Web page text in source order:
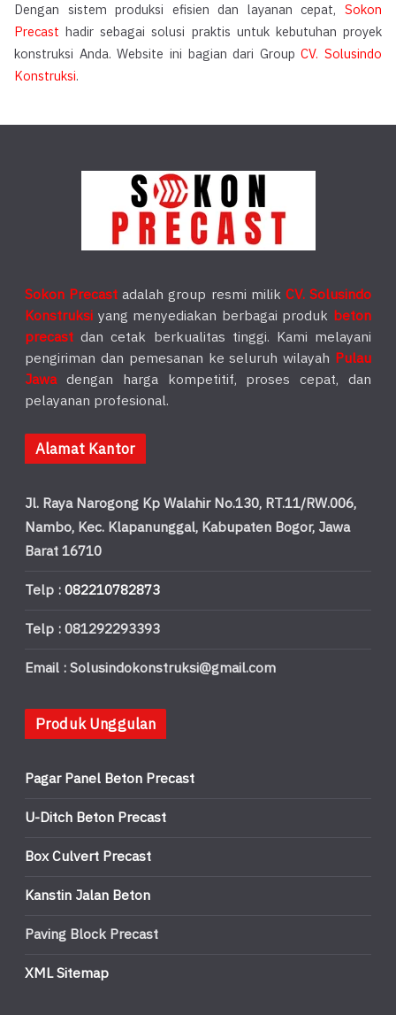
Dengan sistem produksi efisien dan layanan cepat, Sokon
Precast hadir sebagai solusi praktis untuk kebutuhan proyek
konstruksi Anda. Website ini bagian dari GroupCV. Solusindo
Konstruksi.
Sokon Precast adalah group resmi milik CV. Solusindo
Konstruksi yang menyediakan berbagai produk beton
precast dan cetak berkualitas tinggi. Kami melayani
pengiriman dan pemesanan ke seluruh wilayah Pulau
Jawadengan harga kompetitif, proses cepat, dan
pelayanan profesional.
Alamat Kantor
Jl. Raya Narogong Kp Walahir No.130, RT.11/RW.006,
Nambo, Kec. Klapanunggal, Kabupaten Bogor, Jawa
Barat 16710
Telp :082210782873
Telp : 081292293393
Email : Solusindokonstruksi@gmail.com
Produk Unggulan
Pagar Panel Beton Precast
U-Ditch Beton Precast
Box Culvert Precast
Kanstin Jalan Beton
Paving Block Precast
XML Sitemap